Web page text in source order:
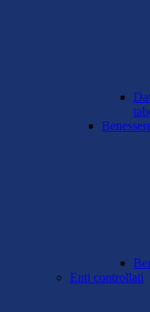
Enti controllati